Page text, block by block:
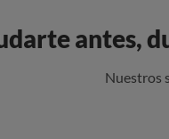
antes,
Nuestros